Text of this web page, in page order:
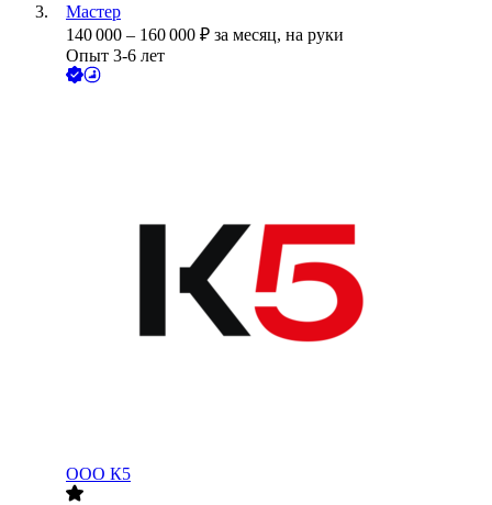
Мастер
140 000 – 160 000 ₽ за месяц, на руки
Опыт 3-6 лет
ООО К5